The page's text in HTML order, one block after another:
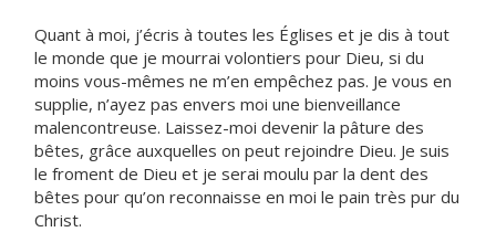
Quant à moi, j’écris à toutes les Églises et je dis à tout
le monde que je mourrai volontiers pour Dieu, si du
moins vous-mêmes ne m’en empêchez pas. Je vous en
supplie, n’ayez pas envers moi une bienveillance
malencontreuse. Laissez-moi devenir la pâture des
bêtes, grâce auxquelles on peut rejoindre Dieu. Je suis
le froment de Dieu et je serai moulu par la dent des
bêtes pour qu’on reconnaisse en moi le pain très pur du
Christ.